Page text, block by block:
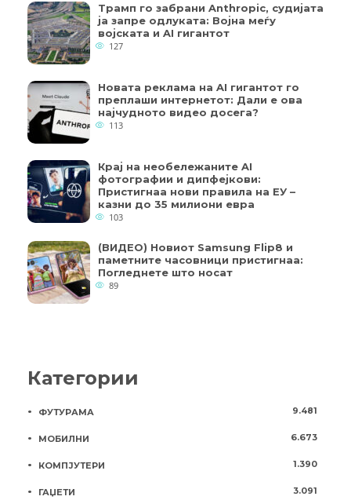
Трамп го забрани Anthropic, судијата
ја запре одлуката: Војна меѓу
војската и AI гигантот
127
Новата реклама на AI гигантот го
преплаши интернетот: Дали е ова
најчудното видео досега?
113
Крај на необележаните AI
фотографии и дипфејкови:
Пристигнаа нови правила на ЕУ –
казни до 35 милиони евра
103
(ВИДЕО) Новиот Samsung Flip8 и
паметните часовници пристигнаа:
Погледнете што носат
89
Категории
ФУТУРАМА 9.481
МОБИЛНИ 6.673
КОМПЈУТЕРИ 1.390
ГАЏЕТИ 3.091